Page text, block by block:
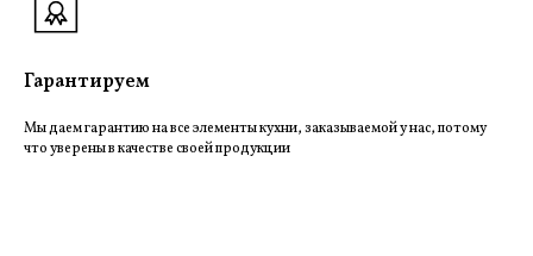
Гарантируем
Мы даем гарантию на все элементы кухни, заказываемой у нас, потому
что уверены в качестве своей продукции